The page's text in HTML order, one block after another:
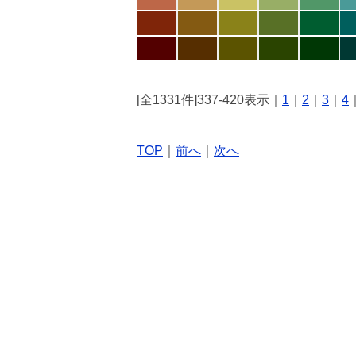
[全1331件]337-420表示｜ 1 2 3 4
TOP 前へ 次へ